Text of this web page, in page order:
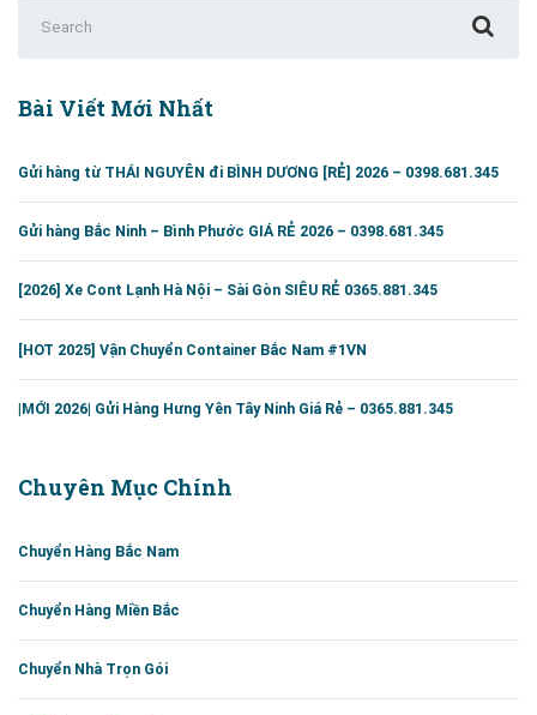
for:
Bài Viết Mới Nhất
Gửi hàng từ THÁI NGUYÊN đi BÌNH DƯƠNG [RẺ] 2026 – 0398.681.345
Gửi hàng Bắc Ninh – Bình Phước GIÁ RẺ 2026 – 0398.681.345
[2026] Xe Cont Lạnh Hà Nội – Sài Gòn SIÊU RẺ 0365.881.345
[HOT 2025] Vận Chuyển Container Bắc Nam #1VN
|MỚI 2026| Gửi Hàng Hưng Yên Tây Ninh Giá Rẻ – 0365.881.345
Chuyên Mục Chính
Chuyển Hàng Bắc Nam
Chuyển Hàng Miền Bắc
Chuyển Nhà Trọn Gói